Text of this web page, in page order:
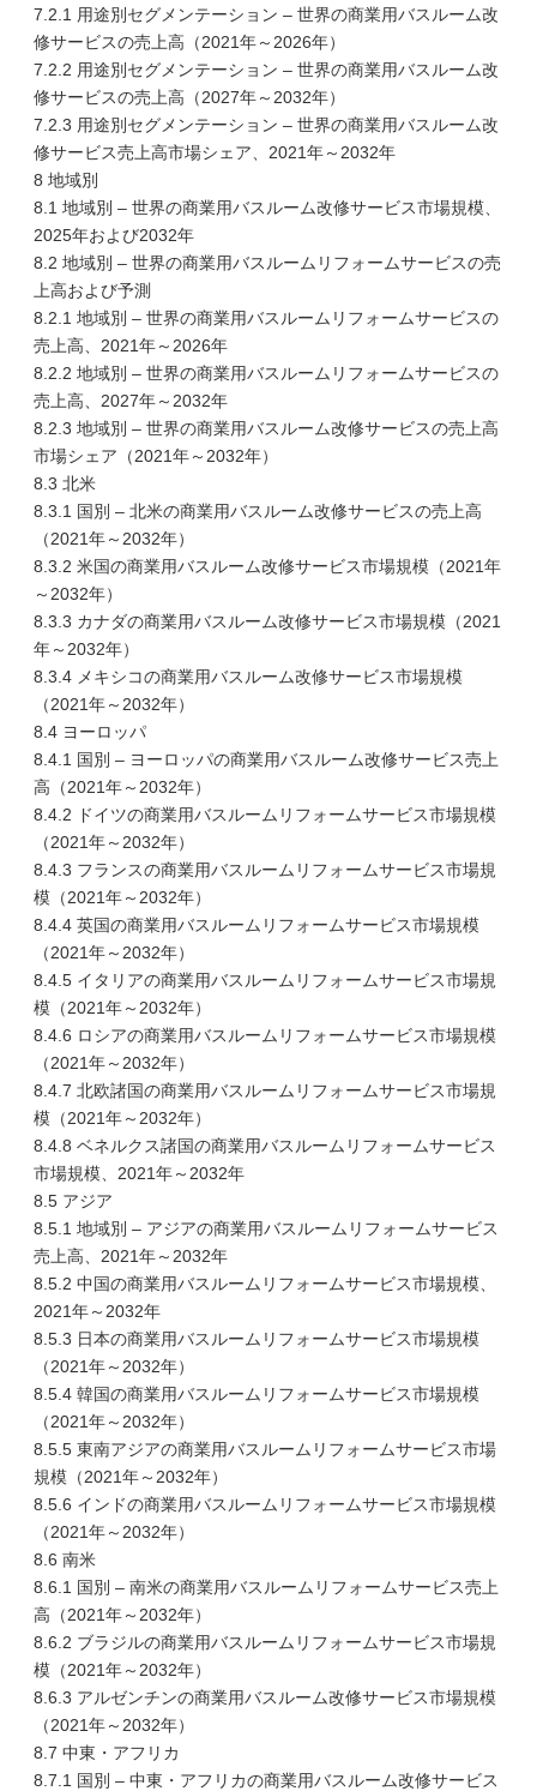
7.2.1 用途別セグメンテーション – 世界の商業用バスルーム改
修サービスの売上高（2021年～2026年）
7.2.2 用途別セグメンテーション – 世界の商業用バスルーム改
修サービスの売上高（2027年～2032年）
7.2.3 用途別セグメンテーション – 世界の商業用バスルーム改
修サービス売上高市場シェア、2021年～2032年
8 地域別
8.1 地域別 – 世界の商業用バスルーム改修サービス市場規模、
2025年および2032年
8.2 地域別 – 世界の商業用バスルームリフォームサービスの売
上高および予測
8.2.1 地域別 – 世界の商業用バスルームリフォームサービスの
売上高、2021年～2026年
8.2.2 地域別 – 世界の商業用バスルームリフォームサービスの
売上高、2027年～2032年
8.2.3 地域別 – 世界の商業用バスルーム改修サービスの売上高
市場シェア（2021年～2032年）
8.3 北米
8.3.1 国別 – 北米の商業用バスルーム改修サービスの売上高
（2021年～2032年）
8.3.2 米国の商業用バスルーム改修サービス市場規模（2021年
～2032年）
8.3.3 カナダの商業用バスルーム改修サービス市場規模（2021
年～2032年）
8.3.4 メキシコの商業用バスルーム改修サービス市場規模
（2021年～2032年）
8.4 ヨーロッパ
8.4.1 国別 – ヨーロッパの商業用バスルーム改修サービス売上
高（2021年～2032年）
8.4.2 ドイツの商業用バスルームリフォームサービス市場規模
（2021年～2032年）
8.4.3 フランスの商業用バスルームリフォームサービス市場規
模（2021年～2032年）
8.4.4 英国の商業用バスルームリフォームサービス市場規模
（2021年～2032年）
8.4.5 イタリアの商業用バスルームリフォームサービス市場規
模（2021年～2032年）
8.4.6 ロシアの商業用バスルームリフォームサービス市場規模
（2021年～2032年）
8.4.7 北欧諸国の商業用バスルームリフォームサービス市場規
模（2021年～2032年）
8.4.8 ベネルクス諸国の商業用バスルームリフォームサービス
市場規模、2021年～2032年
8.5 アジア
8.5.1 地域別 – アジアの商業用バスルームリフォームサービス
売上高、2021年～2032年
8.5.2 中国の商業用バスルームリフォームサービス市場規模、
2021年～2032年
8.5.3 日本の商業用バスルームリフォームサービス市場規模
（2021年～2032年）
8.5.4 韓国の商業用バスルームリフォームサービス市場規模
（2021年～2032年）
8.5.5 東南アジアの商業用バスルームリフォームサービス市場
規模（2021年～2032年）
8.5.6 インドの商業用バスルームリフォームサービス市場規模
（2021年～2032年）
8.6 南米
8.6.1 国別 – 南米の商業用バスルームリフォームサービス売上
高（2021年～2032年）
8.6.2 ブラジルの商業用バスルームリフォームサービス市場規
模（2021年～2032年）
8.6.3 アルゼンチンの商業用バスルーム改修サービス市場規模
（2021年～2032年）
8.7 中東・アフリカ
8.7.1 国別 – 中東・アフリカの商業用バスルーム改修サービス